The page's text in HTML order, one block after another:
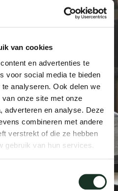
van cookies
en advertenties te
voor social media te bieden
analyseren. Ook delen we
onze site met onze
adverteren en analyse. Deze
combineren met andere
verstrekt of die ze hebben
gebruik van hun services.
ivan
dick
ineke
karel